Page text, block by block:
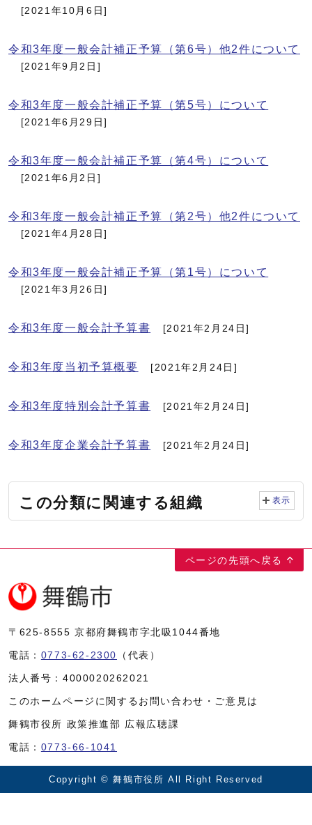
[2021年10月6日]
令和3年度一般会計補正予算（第6号）他2件について
[2021年9月2日]
令和3年度一般会計補正予算（第5号）について
[2021年6月29日]
令和3年度一般会計補正予算（第4号）について
[2021年6月2日]
令和3年度一般会計補正予算（第2号）他2件について
[2021年4月28日]
令和3年度一般会計補正予算（第1号）について
[2021年3月26日]
令和3年度一般会計予算書 [2021年2月24日]
令和3年度当初予算概要 [2021年2月24日]
令和3年度特別会計予算書 [2021年2月24日]
令和3年度企業会計予算書 [2021年2月24日]
この分類に関連する組織 表示
ページの先頭へ戻る
〒625-8555 京都府舞鶴市字北吸1044番地
電話： 0773-62-2300 （代表）
法人番号： 4000020262021
このホームページに関するお問い合わせ・ご意見は
舞鶴市役所 政策推進部 広報広聴課
電話： 0773-66-1041
Copyright © 舞鶴市役所 All Right Reserved